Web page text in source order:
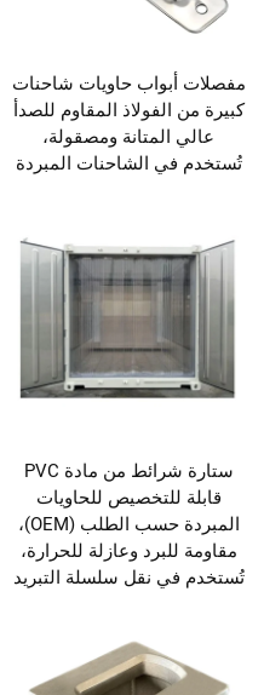
مفصلات أبواب حاويات شاحنات
كبيرة من الفولاذ المقاوم للصدأ
عالي المتانة ومصقولة،
تُستخدم في الشاحنات المبردة
ستارة شرائط من مادة PVC
قابلة للتخصيص للحاويات
المبردة حسب الطلب (OEM)،
مقاومة للبرد وعازلة للحرارة،
تُستخدم في نقل سلسلة التبريد